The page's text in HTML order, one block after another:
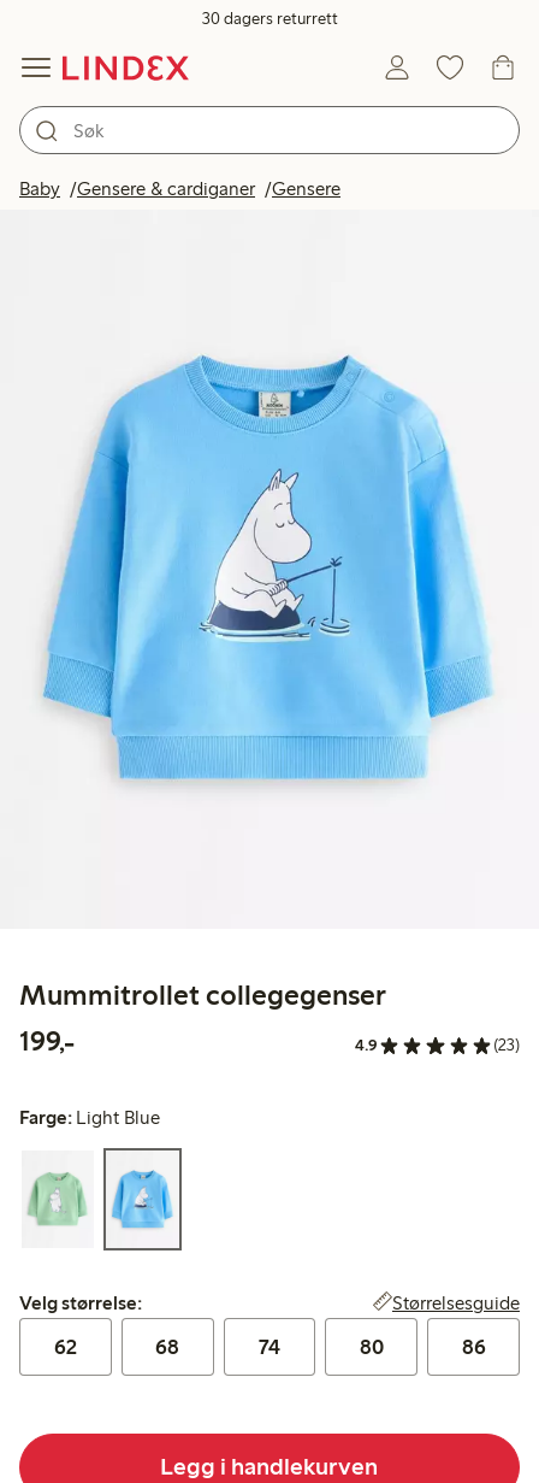
30 dagers returrett
Baby Gensere & cardiganer Gensere
Mummitrollet collegegenser
199,-199,00 kr 4.9 (23)
Farge: Light Blue
Velg størrelse:
Velg størrelse: Størrelsesguide
62 68 74 80 86
Legg i handlekurven